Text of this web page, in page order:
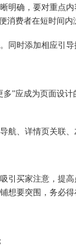
确，要对重点
消费者在短时间内
时添加相应引导
应成为页面设
、详情页关联、
家注意，提
要突围，务必